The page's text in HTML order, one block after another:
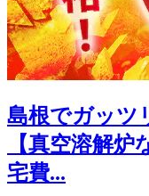
島根でガッツ
【真空溶解
宅費...